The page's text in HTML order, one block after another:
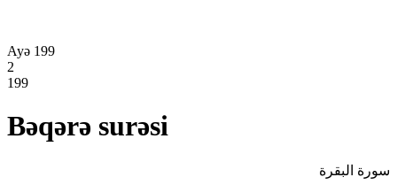
Ayə 199
2
199
Bəqərə surəsi
سورة البقرة